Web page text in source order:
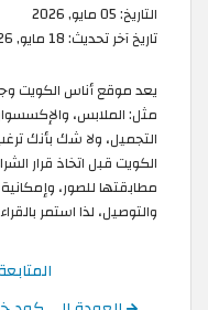
التاريخ:05 مايو, 2026
تاريخ آخر تحديث:18 مايو, 2026
يعد موقع أناس الكويت
مثل: الملابس،
التجميل، ولا شك بأنك
الكويت قبل اتخاذ قرار
مطابقتها للصور،
والتوصيل، لذا استمر